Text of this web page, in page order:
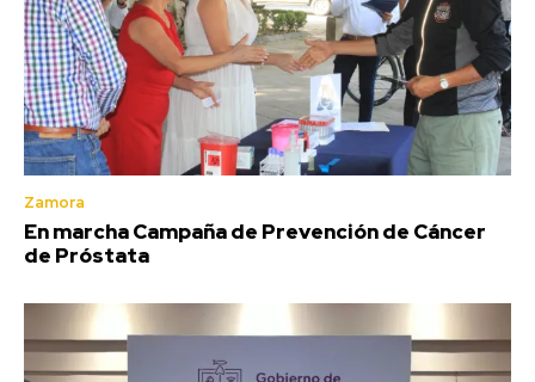
Zamora
En marcha Campaña de Prevención de Cáncer
de Próstata